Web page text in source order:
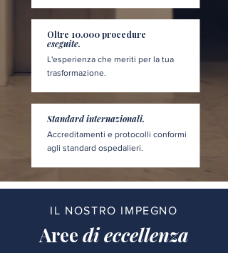
Oltre 10.000 procedure
eseguite.
L'esperienza che meriti per la tua
trasformazione.
Standard internazionali.
Accreditamenti e protocolli conformi
agli standard ospedalieri.
IL NOSTRO IMPEGNO
Aree di eccellenza